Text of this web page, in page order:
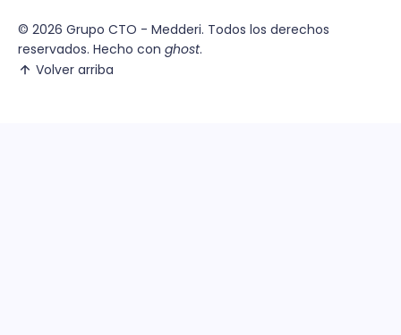
© 2026 Grupo CTO - Medderi. Todos los derechos
reservados. Hecho con ghost.
Volver arriba